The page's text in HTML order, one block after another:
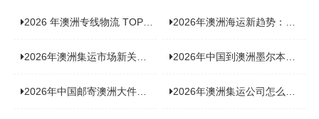
2026 年澳洲专线物流 TOP10 测评：合规、时效、价格全维度对比 2026年澳洲海运新趋势：大件家具运输有何独特门道？
2026年澳洲集运市场新关注：到底该如何精准计算体积重？ 2026年中国到澳洲墨尔本海运专线，背后隐藏哪些物流新机遇？
2026年中国邮寄澳洲大件运输攻略，快速安全送达的秘诀大揭秘！ 2026年澳洲集运公司怎么选？个人用户与跨境商家避坑全攻略